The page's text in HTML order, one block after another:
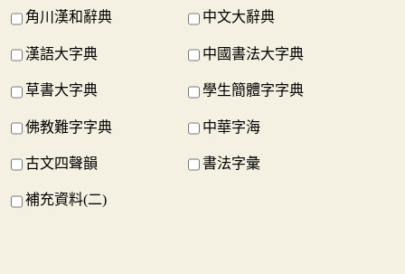
角川漢和辭典 中文大辭典
漢語大字典 中國書法大字典
草書大字典 學生簡體字字典
佛教難字字典 中華字海
古文四聲韻 書法字彙
補充資料(二)